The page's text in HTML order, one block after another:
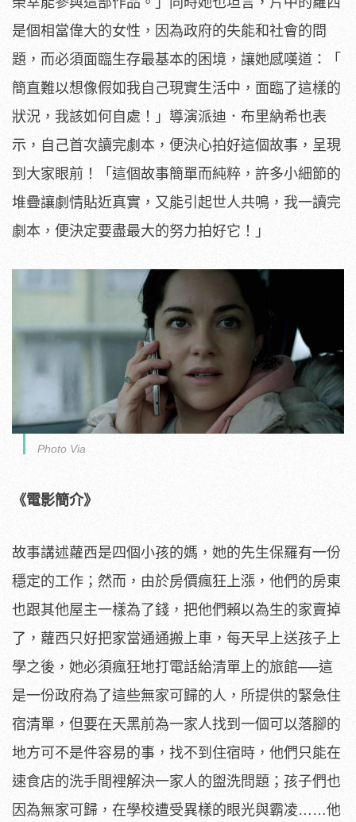
是個相當偉大的女性，因為政府的失能和社會的問
題， 而必須面臨生存最基本的困境，讓她感嘆道：「
簡直難以想像假如我自己現實生活中，面臨了這樣的
狀況， 我該如何自處！」導演派迪．布里納希也表
示，自己首次讀完劇本， 便決心拍好這個故事，呈現
到大家眼前！「這個故事簡單而純粹， 許多小細節的
堆疊讓劇情貼近真實，又能引起世人共鳴， 我一讀完
劇本，便決定要盡最大的努力拍好它！」
Photo Via
《電影簡介》
故事講述蘿西是四個小孩的媽，她的先生保羅有一份
穩定的工作； 然而，由於房價瘋狂上漲，他們的房東
也跟其他屋主一樣為了錢， 把他們賴以為生的家賣掉
了，蘿西只好把家當通通搬上車， 每天早上送孩子上
學之後，她必須瘋狂地打電話給清單上的旅館──這
是一份政府為了這些無家可歸的人，所提供的緊急住
宿清單， 但要在天黑前為一家人找到一個可以落腳的
地方可不是件容易的事， 找不到住宿時， 他們只能在
速食店的洗手間裡解決一家人的盥洗問題； 孩子們也
因為無家可歸，在學校遭受異樣的眼光與霸凌……他